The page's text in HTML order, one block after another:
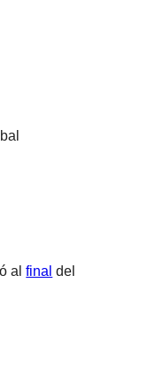
alfinal del